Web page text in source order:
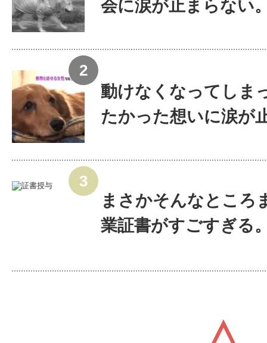
会に涙が止まらない
動けなくなってしま
たかった想いに涙が
まさかそんなところ
業証書がすごすぎる